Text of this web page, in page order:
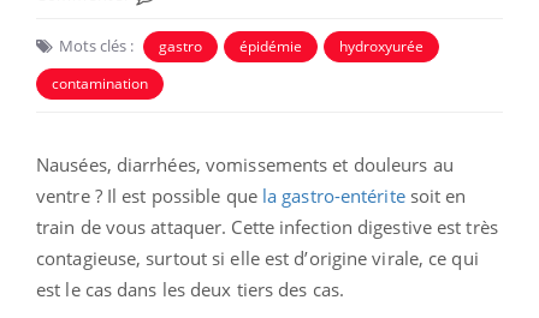
Mots clés : gastro épidémie
hydroxyurée
contamination
Nausées, diarrhées, vomissements et douleurs au
ventre ? Il est possible que la gastro-entéritesoit en
train de vous attaquer. Cette infection digestive est très
contagieuse, surtout si elle est d’origine virale, ce qui
est le cas dans les deux tiers des cas.